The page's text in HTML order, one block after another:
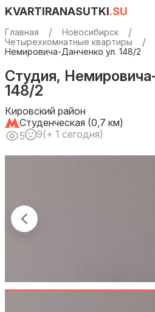
KVARTIRANASUTKI.SU
Главная
Новосибирск
Четырехкомнатные квартиры
Немировича-Данченко ул. 148/2
Студия,
148/2
Кировский район
Студенческая (0,7 км)
5
9(+ 1 сегодня)